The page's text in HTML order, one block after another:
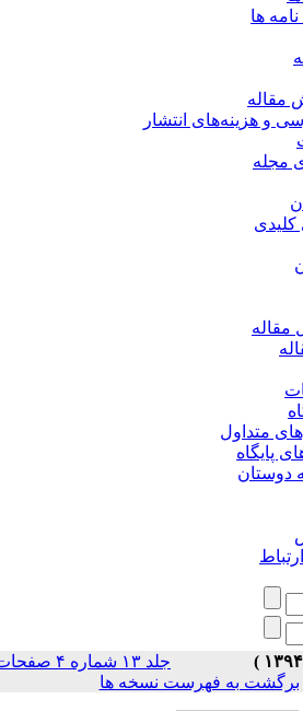
ها
هزینه‌های انتشار
متداول
جلد ۱۳ شماره ۴ صفحات
به فهرست نسخه ها